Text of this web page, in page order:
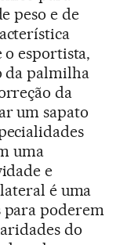
peso e de
o esportista,
da palmilha
da
um sapato
uma
e
é uma
poderem
do